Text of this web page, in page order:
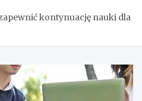
kontynuację nauki dla